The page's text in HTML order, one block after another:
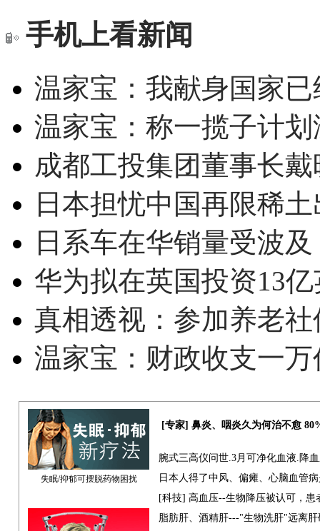
手机上看新闻
温家宝：我献身国家
温家宝：称一揽子计
成都工投集团董事长
日本担忧中国再限稀
日系车在华销量受波
华为拟在英国投资13
真相透视：参加养老
温家宝：财政收支一
失眠/抑郁可摆脱药物困扰
[专家] 鼻炎、咽炎久为何治不愈
腕式三高仪问世.3月可净化血液.降
日本人得了中风、偏瘫、心脑血管
[科技] 高血压--生物降压被认可，患
脂肪肝、酒精肝---"生物洗肝"远离肝